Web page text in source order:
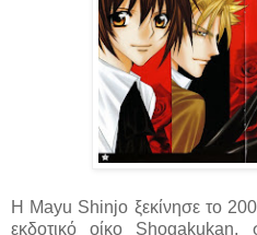
Η Mayu Shinjo ξεκίνησε το
εκδοτικό οίκο Shogakukan,